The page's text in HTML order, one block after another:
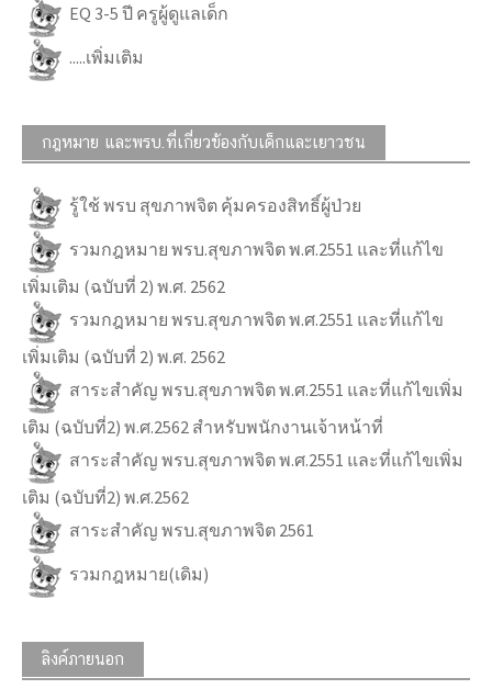
EQ 3-5 ปี ครูผู้ดูแลเด็ก
.....เพิ่มเติม
กฎหมาย และพรบ.ที่เกี่ยวข้องกับเด็กและเยาวชน
รู้ใช้ พรบ สุขภาพจิต คุ้มครองสิทธิ์ผู้ป่วย
รวมกฎหมาย พรบ.สุขภาพจิต พ.ศ.2551 และที่แก้ไข
เพิ่มเติม (ฉบับที่ 2) พ.ศ. 2562
รวมกฎหมาย พรบ.สุขภาพจิต พ.ศ.2551 และที่แก้ไข
เพิ่มเติม (ฉบับที่ 2) พ.ศ. 2562
สาระสำคัญ พรบ.สุขภาพจิต พ.ศ.2551 และที่แก้ไขเพิ่ม
เติม (ฉบับที่2) พ.ศ.2562 สำหรับพนักงานเจ้าหน้าที่
สาระสำคัญ พรบ.สุขภาพจิต พ.ศ.2551 และที่แก้ไขเพิ่ม
เติม (ฉบับที่2) พ.ศ.2562
สาระสำคัญ พรบ.สุขภาพจิต 2561
รวมกฎหมาย(เดิม)
ลิงค์ภายนอก